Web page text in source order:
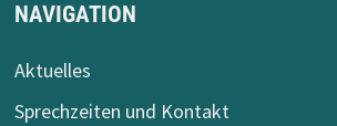
NAVIGATION
Aktuelles
Sprechzeiten und Kontakt